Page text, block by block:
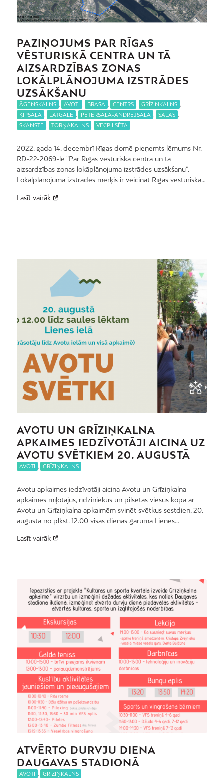
PAZIŅOJUMS PAR RĪGAS
VĒSTURISKĀ CENTRA UN TĀ
AIZSARDZĪBAS ZONAS
LOKĀLPLĀNOJUMA IZSTRĀDES
UZSĀKŠANU
ĀGENSKALNS AVOTI BRASA CENTRS GRĪZIŅKALNS
ĶĪPSALA
LATGALE PĒTERSALA-ANDREJSALA SALAS
SKANSTE
TORŅAKALNS VECPILSĒTA
2022. gada 14. decembrī Rīgas domē pieņemts lēmums Nr.
RD-22-2069-lē “Par Rīgas vēsturiskā centra un tā
aizsardzības zonas lokāplānojuma izstrādes uzsākšanu”.
Lokālplānojuma izstrādes mērķis ir veicināt Rīgas vēsturiskā…
Lasīt vairāk
AVOTU UN GRĪZIŅKALNA
APKAIMES IEDZĪVOTĀJI AICINA UZ
AVOTU SVĒTKIEM 20. AUGUSTĀ
AVOTI GRĪZIŅKALNS
Avotu apkaimes iedzīvotāji aicina Avotu un Grīziņkalna
apkaimes mīļotājus, rīdziniekus un pilsētas viesus kopā ar
Avotu un Grīziņkalna apkaimēm svinēt svētkus sestdien, 20.
augustā no plkst. 12.00 visas dienas garumā Lienes…
Lasīt vairāk
ATVĒRTO DURVJU DIENA
DAUGAVAS STADIONĀ
AVOTI GRĪZIŅKALNS